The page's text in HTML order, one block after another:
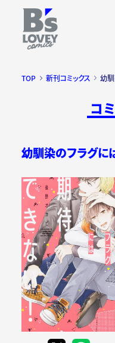
TOP 新刊コミックス 幼
コ
幼馴染のフラグに